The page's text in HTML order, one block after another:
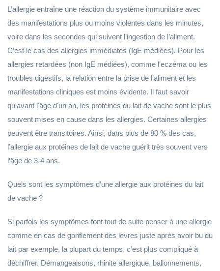
L’allergie entraîne une réaction du système immunitaire avec
des manifestations plus ou moins violentes dans les minutes,
voire dans les secondes qui suivent l’ingestion de l’aliment.
C’est le cas des allergies immédiates (IgE médiées). Pour les
allergies retardées (non IgE médiées), comme l’eczéma ou les
troubles digestifs, la relation entre la prise de l’aliment et les
manifestations cliniques est moins évidente. Il faut savoir
qu'avant l'âge d'un an, les protéines du lait de vache sont le plus
souvent mises en cause dans les allergies. Certaines allergies
peuvent être transitoires. Ainsi, dans plus de 80 % des cas,
l’allergie aux protéines de lait de vache guérit très souvent vers
l’âge de 3-4 ans.
Quels sont les symptômes d’une allergie aux protéines du lait
de vache ?
Si parfois les symptômes font tout de suite penser à une allergie
comme en cas de gonflement des lèvres juste après avoir bu du
lait par exemple, la plupart du temps, c’est plus compliqué à
déchiffrer. Démangeaisons, rhinite allergique, ballonnements,